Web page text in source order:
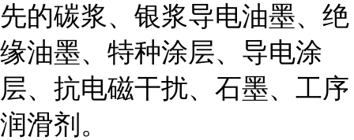
先的碳浆、银浆导电油墨、绝
缘油墨、特种涂层、导电涂
层、抗电磁干扰、石墨、工序
润滑剂。